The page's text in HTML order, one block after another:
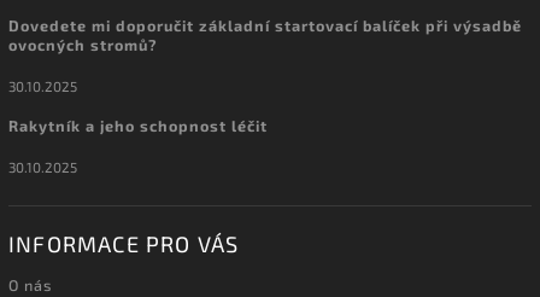
Dovedete mi doporučit základní startovací balíček při výsadbě
ovocných stromů?
30.10.2025
Rakytník a jeho schopnost léčit
30.10.2025
INFORMACE PRO VÁS
O nás